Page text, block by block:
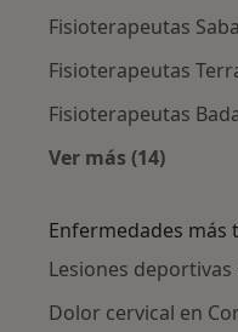
Fisioterapeutas
Fisioterapeutas
Fisioterapeutas
Ver más (14)
Enfermedades más
Lesiones
Dolor cervical en